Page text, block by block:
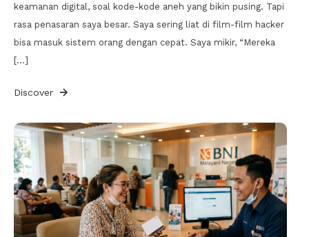
keamanan digital, soal kode-kode aneh yang bikin pusing. Tapi
rasa penasaran saya besar. Saya sering liat di film-film hacker
bisa masuk sistem orang dengan cepat. Saya mikir, “Mereka
[…]
Discover